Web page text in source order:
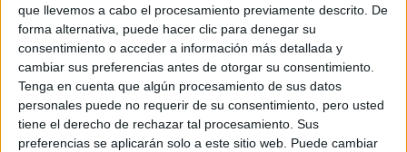
que llevemos a cabo el procesamiento previamente descrito. De
forma alternativa, puede hacer clic para denegar su
consentimiento o acceder a información más detallada y
cambiar sus preferencias antes de otorgar su consentimiento.
Tenga en cuenta que algún procesamiento de sus datos
personales puede no requerir de su consentimiento, pero usted
tiene el derecho de rechazar tal procesamiento. Sus
preferencias se aplicarán solo a este sitio web. Puede cambiar
Producto
Web pensada para poder ofrecer diferentes
productos propios y ajenos para que los
aficionados los puedan adquirir
Divulgación